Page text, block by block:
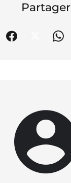
Partager